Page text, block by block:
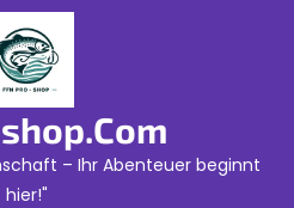
– Ihr Abenteuer beginnt
hier!"